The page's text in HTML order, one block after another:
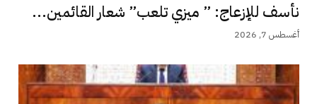
نأسف للإزعاج: ” ميزي تلعب” شعار القائمين...
أغسطس 7, 2026